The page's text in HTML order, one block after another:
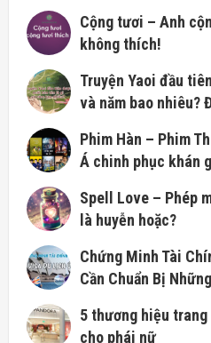
Cộng tươi – Anh
không thích!
Truyện Yaoi đầu
và năm bao nhiêu?
Phim Hàn – Phim
Á chinh phục khán
Spell Love – Phép
là huyễn hoặc?
Chứng Minh Tài
Cần Chuẩn Bị
5 thương hiệu
cho phái nữ